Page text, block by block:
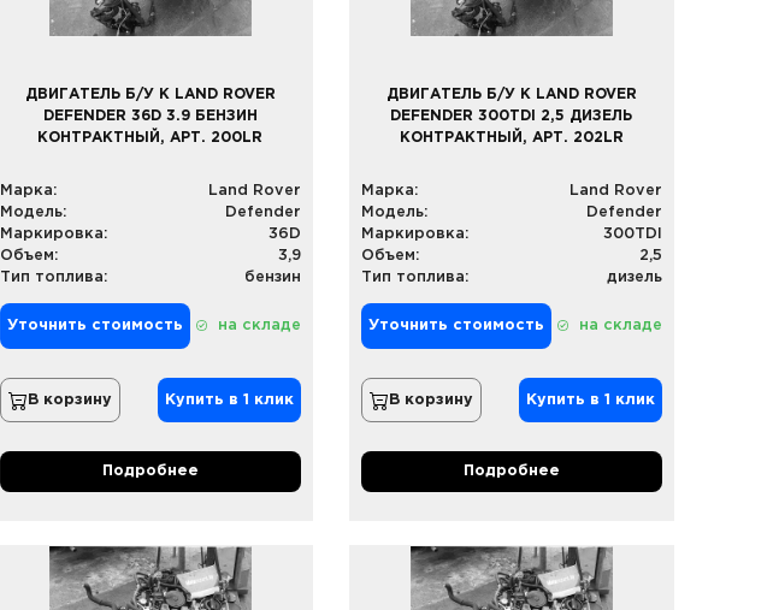
ДВИГАТЕЛЬ Б/У К LAND ROVER
DEFENDER 36D 3.9 БЕНЗИН
КОНТРАКТНЫЙ, АРТ. 200LR
Марка:
Land Rover
Модель:
Defender
Маркировка:
36D
Объем:
3,9
Тип топлива:
бензин
Уточнить стоимость на складе
В корзину Купить в 1 клик
Подробнее
ДВИГАТЕЛЬ Б/У К LAND ROVER
DEFENDER 300TDI 2,5 ДИЗЕЛЬ
КОНТРАКТНЫЙ, АРТ. 202LR
Марка:
Land Rover
Модель:
Defender
Маркировка:
300TDI
Объем:
2,5
Тип топлива:
дизель
Уточнить стоимость на складе
В корзину Купить в 1 клик
Подробнее